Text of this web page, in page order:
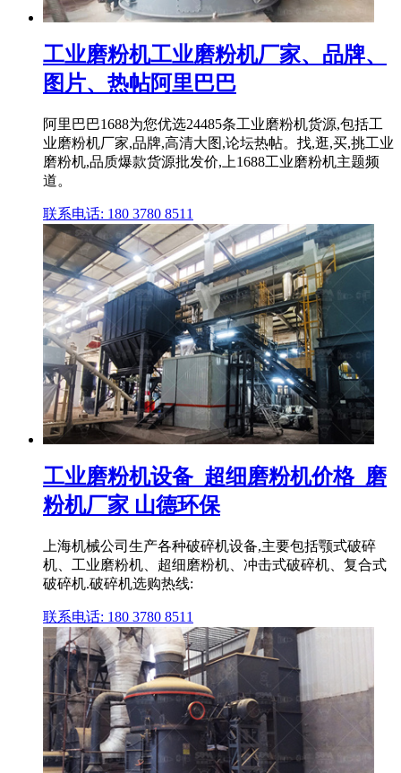
工业磨粉机工业磨粉机厂家、品牌、
图片、热帖阿里巴巴
阿里巴巴1688为您优选24485条工业磨粉机货源,包括工
业磨粉机厂家,品牌,高清大图,论坛热帖。找,逛,买,挑工业
磨粉机,品质爆款货源批发价,上1688工业磨粉机主题频
道。
联系电话: 180 3780 8511
工业磨粉机设备_超细磨粉机价格_磨
粉机厂家 山德环保
上海机械公司生产各种破碎机设备,主要包括颚式破碎
机、工业磨粉机、超细磨粉机、冲击式破碎机、复合式
破碎机.破碎机选购热线:
联系电话: 180 3780 8511